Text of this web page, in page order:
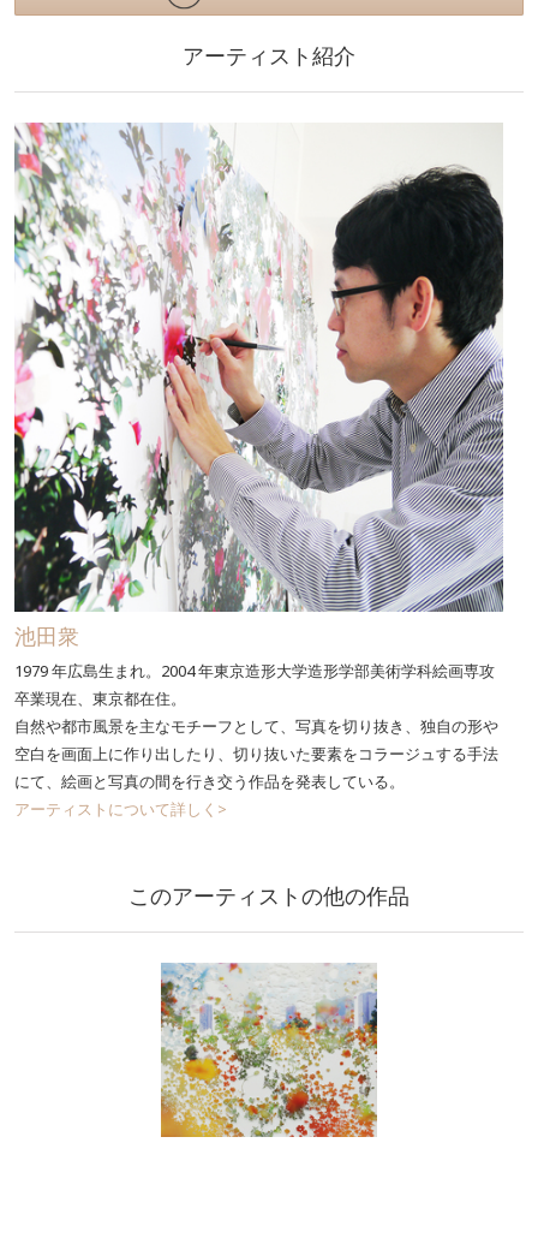
アーティスト紹介
池田衆
1979 年広島生まれ。2004 年東京造形大学造形学部美術学科絵画専攻
卒業現在、東京都在住。
自然や都市風景を主なモチーフとして、写真を切り抜き、独自の形や
空白を画面上に作り出したり、切り抜いた要素をコラージュする手法
にて、絵画と写真の間を行き交う作品を発表している。
アーティストについて詳しく>
このアーティストの他の作品